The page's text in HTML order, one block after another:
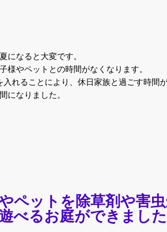
になると大変です。
様やペットとの時間がなくなります。
れることにより、休日家族と過ごす時間
になりました。
ペットを除草剤や害
べるお庭ができまし